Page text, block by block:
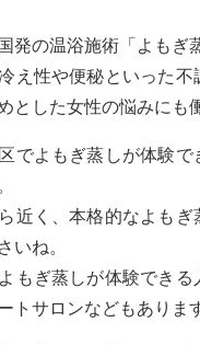
発の温浴施術「よもぎ
え性や便秘といった不
とした女性の悩みにも
でよもぎ蒸しが体験
近く、本格的なよも
いね。
もぎ蒸しが体験でき
トサロンなどもありま